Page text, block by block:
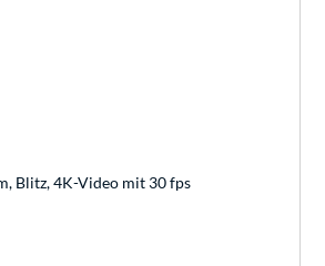
Blitz, 4K-Video mit 30 fps